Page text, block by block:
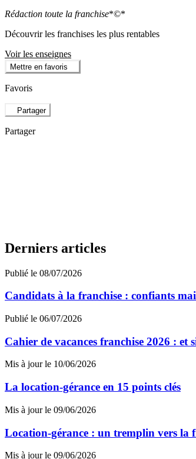
Rédaction toute la franchise*©*
Découvrir les franchises les plus rentables
Voir les enseignes
Mettre en favoris
Favoris
Partager
Partager
Derniers articles
Publié le 08/07/2026
Candidats à la franchise : confiants
Publié le 06/07/2026
Cahier de vacances franchise 2026 :
Mis à jour le 10/06/2026
La location-gérance en 15 points clés
Mis à jour le 09/06/2026
Location-gérance : un tremplin vers la
Mis à jour le 09/06/2026